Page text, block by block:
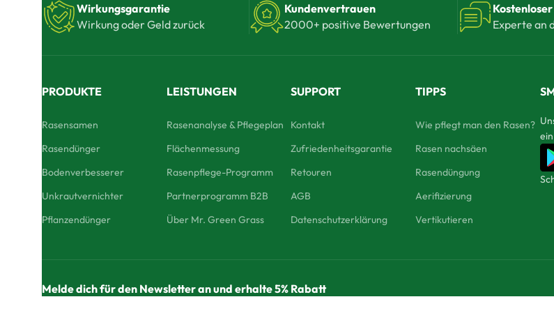
Wirkungsgarantie
Wirkung oder Geld zurück
Kundenvertrauen
2000+ positive Bewertungen
Experte an
PRODUKTE
Rasensamen
Rasendünger
Bodenverbesserer
Unkrautvernichter
Pflanzendünger
LEISTUNGEN
Rasenanalyse & Pflegeplan
Flächenmessung
Rasenpflege-Programm
Partnerprogramm B2B
Über Mr. Green Grass
SUPPORT
Kontakt
Zufriedenheitsgarantie
Retouren
AGB
Datenschutzerklärung
TIPPS
Wie pflegt man den Rasen?
Rasen nachsäen
Rasendüngung
Aerifizierung
Vertikutieren
Melde dich für den Newsletter an und erhalte 5% Rabatt